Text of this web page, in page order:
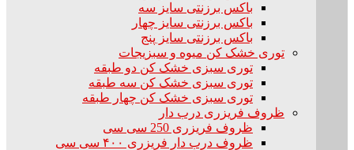
باکس برزنتی سایز سه
باکس برزنتی سایز چهار
باکس برزنتی سایز پنج
توری خشک کن میوه و سبزیجات
توری سبزی خشک کن دو طبقه
توری سبزی خشک کن سه طبقه
توری سبزی خشک کن چهار طبقه
ظروف فریزری درب دار
ظروف فریزری 250 سی سی
ظروف درب دار فریزری ۴۰۰ سی سی